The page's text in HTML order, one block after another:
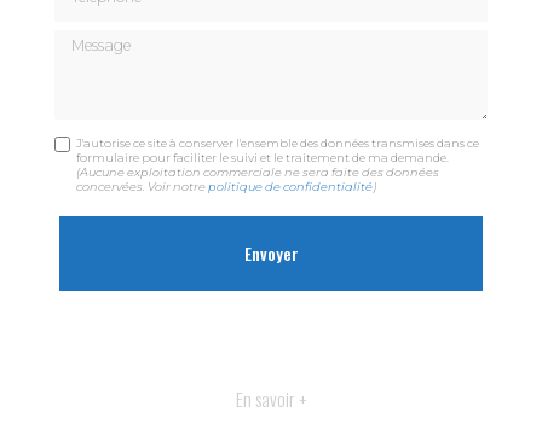
Message
J'autorise ce site à conserver l'ensemble des données transmises dans ce
formulaire pour faciliter le suivi et le traitement de ma demande.
(Aucune exploitation commerciale ne sera faite des données
concervées. Voir notrepolitique de confidentialité)
En savoir +